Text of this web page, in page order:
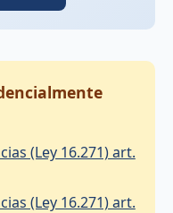
(Ley 16.271) art.
(Ley 16.271) art.